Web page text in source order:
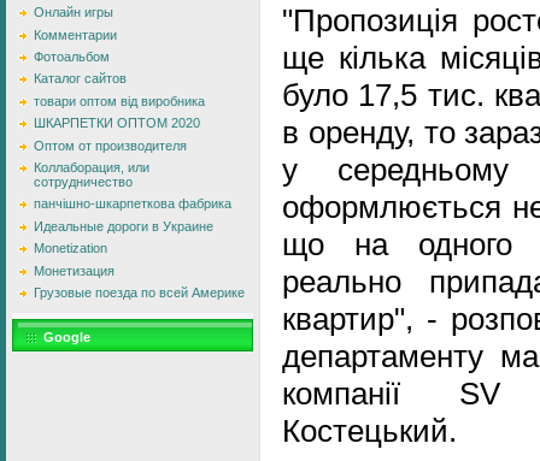
Онлайн игры
Комментарии
Фотоальбом
Каталог сайтов
товари оптом від виробника
ШКАРПЕТКИ ОПТОМ 2020
Оптом от производителя
Коллаборация, или
сотрудничество
панчішно-шкарпеткова фабрика
Идеальные дороги в Украине
Monetization
Монетизация
Грузовые поезда по всей Америке
Google
"Пропозиція
ще кілька
було 17,5 тис.
в оренду, то
у
оформлюється
що на одного
реально
квартир", -
департаменту
компанії SV
Костецький.